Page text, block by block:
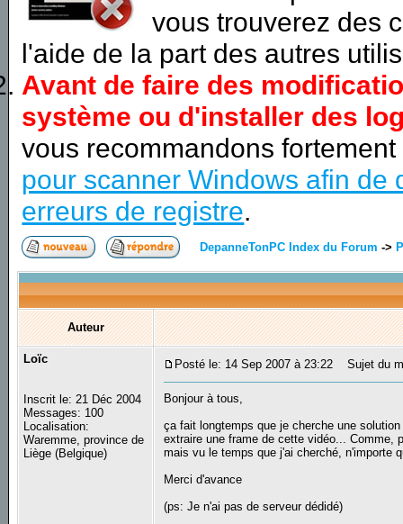
vous trouverez des
l'aide de la part des autres
Avant de faire des
système ou d'installer des
vous recommandons
pour scanner Windows afin de
erreurs de registre.
DepanneTonPC Index du Forum ->
Auteur
Loïc
Inscrit le: 21 Déc 2004
Messages: 100
Localisation:
Waremme, province de
Liège (Belgique)
Posté le: 14 Sep 2007 à 23:22 Sujet du
Bonjour à tous,
ça fait longtemps que je cherche une
extraire une frame de cette vidéo... Comme,
mais vu le temps que j'ai cherché, n'importe
Merci d'avance
(ps: Je n'ai pas de serveur dédidé)